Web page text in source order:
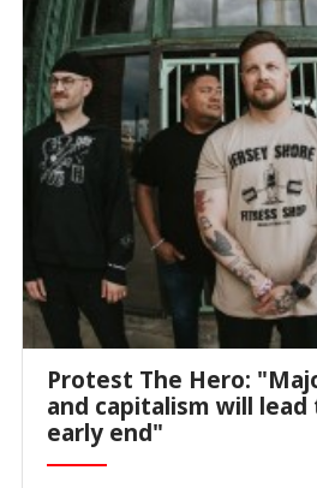
Protest The Hero:
and capitalism will
early end"